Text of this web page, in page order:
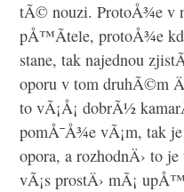
tÃ© nouzi. ProtoÅ¾e v
pÅ™Ã­tele, protoÅ¾e
stane, tak najednou
oporu v tom druhÃ©m
to vÃ¡Å¡ dobrÃ½
pomÅ¯Å¾e vÃ¡m, tak
opora, a rozhodnÄ› to
vÃ¡s prostÄ› mÃ¡